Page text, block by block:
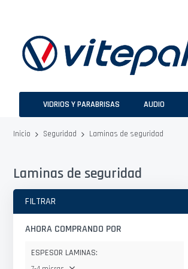
VIDRIOS Y PARABRISAS AUDIO
Inicio Seguridad Laminas de seguridad
Laminas de seguridad
FILTRAR
AHORA COMPRANDO POR
ESPESOR LAMINAS